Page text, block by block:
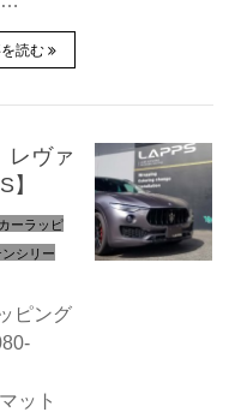
読む
ヴァ
カーラッピ
ンシリー
ピング
ト